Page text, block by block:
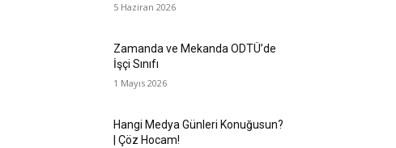
5 Haziran 2026
Zamanda ve Mekanda ODTÜ’de
İşçi Sınıfı
1 Mayıs 2026
Hangi Medya Günleri Konuğusun?
| Çöz Hocam!